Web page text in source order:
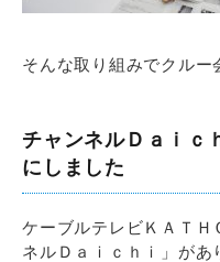
そんな取り組みでクルー
チャンネルＤａｉｃ
にしました
ケーブルテレビＫＡＴ
ネルＤａｉｃｈｉ」が